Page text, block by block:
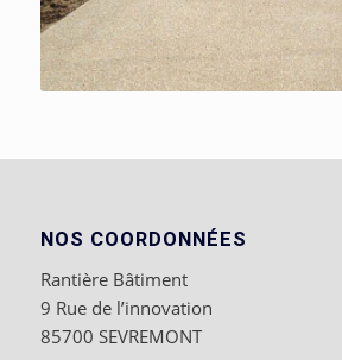
NOS COORDONNÉES
Rantière Bâtiment
9 Rue de l’innovation
85700 SEVREMONT